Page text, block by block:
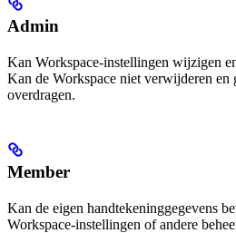
Admin
Kan Workspace-instellingen wijzigen
Kan de Workspace niet verwijderen en
overdragen.
Member
Kan de eigen handtekeninggegevens
Workspace-instellingen of andere